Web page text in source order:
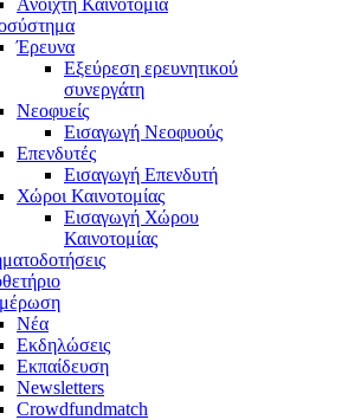
Ανοιχτή Καινοτομία
Έρευνα
Εξεύρεση ερευνητικού
συνεργάτη
Νεοφυείς
Εισαγωγή Νεοφυούς
Επενδυτές
Εισαγωγή Επενδυτή
Χώροι Καινοτομίας
Εισαγωγή Χώρου
Καινοτομίας
Νέα
Εκδηλώσεις
Εκπαίδευση
Newsletters
Crowdfundmatch